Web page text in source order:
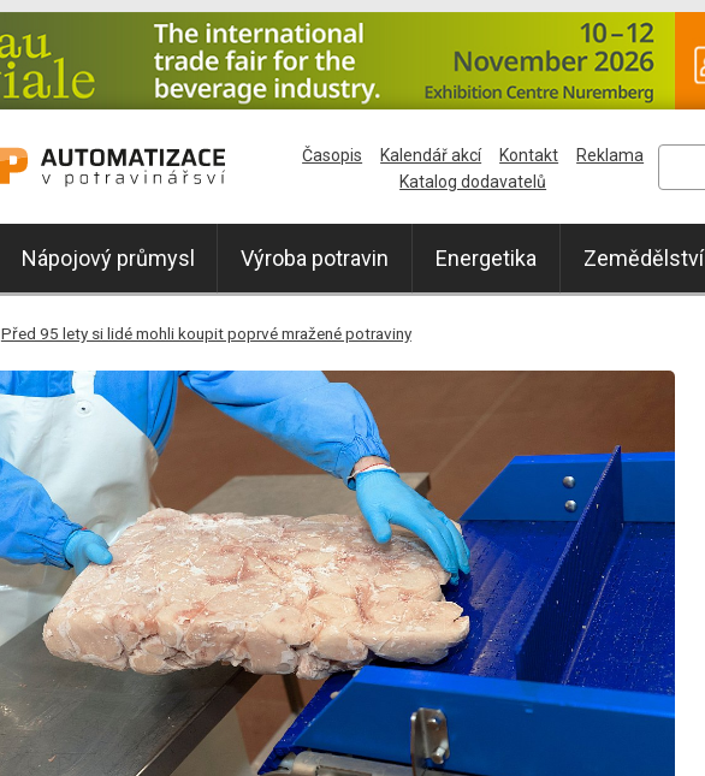
Nápojový průmysl Výroba potravin Energetika Zemědělství
Časopis Kalendář akcí Kontakt
Reklama
Katalog dodavatelů
Před 95 lety si lidé mohli koupit poprvé mražené potraviny